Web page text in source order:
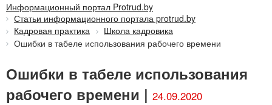
Информационный портал Protrud.by
Статьи информационного портала protrud.by
Кадровая практика
Школа кадровика
Ошибки в табеле использования рабочего времени
Ошибки в табеле использования
рабочего времени | 24.09.2020